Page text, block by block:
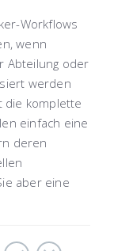
Workflows
wenn
Abteilung oder
werden
die komplette
einfach eine
deren
aber eine